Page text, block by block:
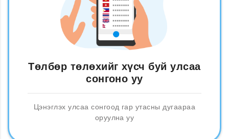
Төлбөр төлөхийг хүсч буй улсаа
сонгоно уу
Цэнэглэх улсаа сонгоод гар утасны дугаараа
оруулна уу